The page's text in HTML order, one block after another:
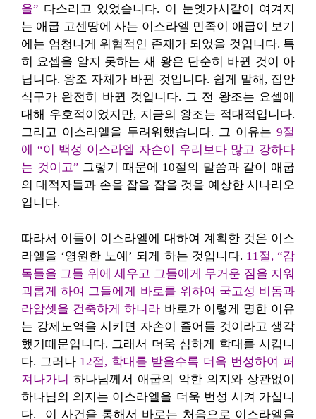
을” 다스리고 있었습니다. 이 눈엣가시같이 여겨지
는 애굽 고센땅에 사는 이스라엘 민족이 애굽이 보기
에는 엄청나게 위협적인 존재가 되었을 것입니다. 특
히 요셉을 알지 못하는 새 왕은 단순히 바뀐 것이 아
닙니다. 왕조 자체가 바뀐 것입니다. 쉽게 말해, 집안
식구가 완전히 바뀐 것입니다. 그 전 왕조는 요셉에
대해 우호적이었지만, 지금의 왕조는 적대적입니다.
그리고 이스라엘을 두려워했습니다. 그 이유는 9절
에 “이 백성 이스라엘 자손이 우리보다 많고 강하다
는 것이고” 그렇기 때문에 10절의 말씀과 같이 애굽
의 대적자들과 손을 잡을 잡을 것을 예상한 시나리오
입니다.
따라서 이들이 이스라엘에 대하여 계획한 것은 이스
라엘을 ‘영원한 노예’ 되게 하는 것입니다. 11절, “감
독들을 그들 위에 세우고 그들에게 무거운 짐을 지워
괴롭게 하여 그들에게 바로를 위하여 국고성 비돔과
라암셋을 건축하게 하니라 바로가 이렇게 명한 이유
는 강제노역을 시키면 자손이 줄어들 것이라고 생각
했기때문입니다. 그래서 더욱 심하게 학대를 시킵니
다. 그러나 12절, 학대를 받을수록 더욱 번성하여 퍼
져나가니 하나님께서 애굽의 악한 의지와 상관없이
하나님의 의지는 이스라엘을 더욱 번성 시켜 가십니
다. 이 사건을 통해서 바로는 처음으로 이스라엘을